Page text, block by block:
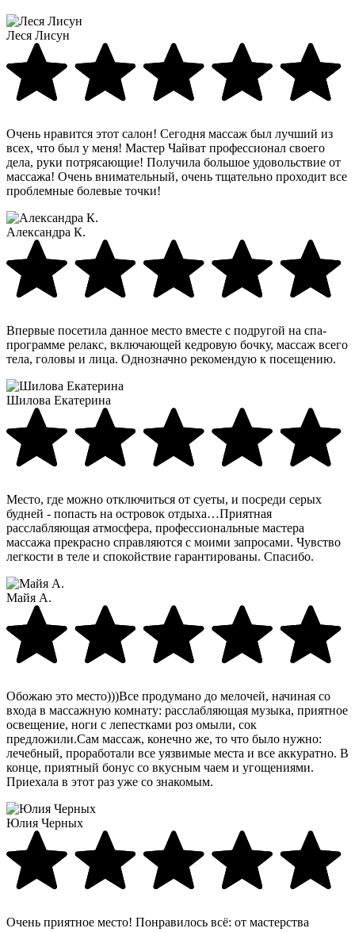
Леся Лисун
Очень нравится этот салон! Сегодня массаж был лучший из
всех, что был у меня! Мастер Чайват профессионал своего
дела, руки потрясающие! Получила большое удовольствие от
массажа! Очень внимательный, очень тщательно проходит все
проблемные болевые точки!
Александра К.
Впервые посетила данное место вместе с подругой на спа-
программе релакс, включающей кедровую бочку, массаж всего
тела, головы и лица. Однозначно рекомендую к посещению.
Шилова Екатерина
Место, где можно отключиться от суеты, и посреди серых
будней - попасть на островок отдыха…Приятная
расслабляющая атмосфера, профессиональные мастера
массажа прекрасно справляются с моими запросами. Чувство
легкости в теле и спокойствие гарантированы. Спасибо.
Майя А.
Обожаю это место)))Все продумано до мелочей, начиная со
входа в массажную комнату: расслабляющая музыка, приятное
освещение, ноги с лепестками роз омыли, сок
предложили.Сам массаж, конечно же, то что было нужно:
лечебный, проработали все уязвимые места и все аккуратно. В
конце, приятный бонус со вкусным чаем и угощениями.
Приехала в этот раз уже со знакомым.
Юлия Черных
Очень приятное место! Понравилось всё: от мастерства